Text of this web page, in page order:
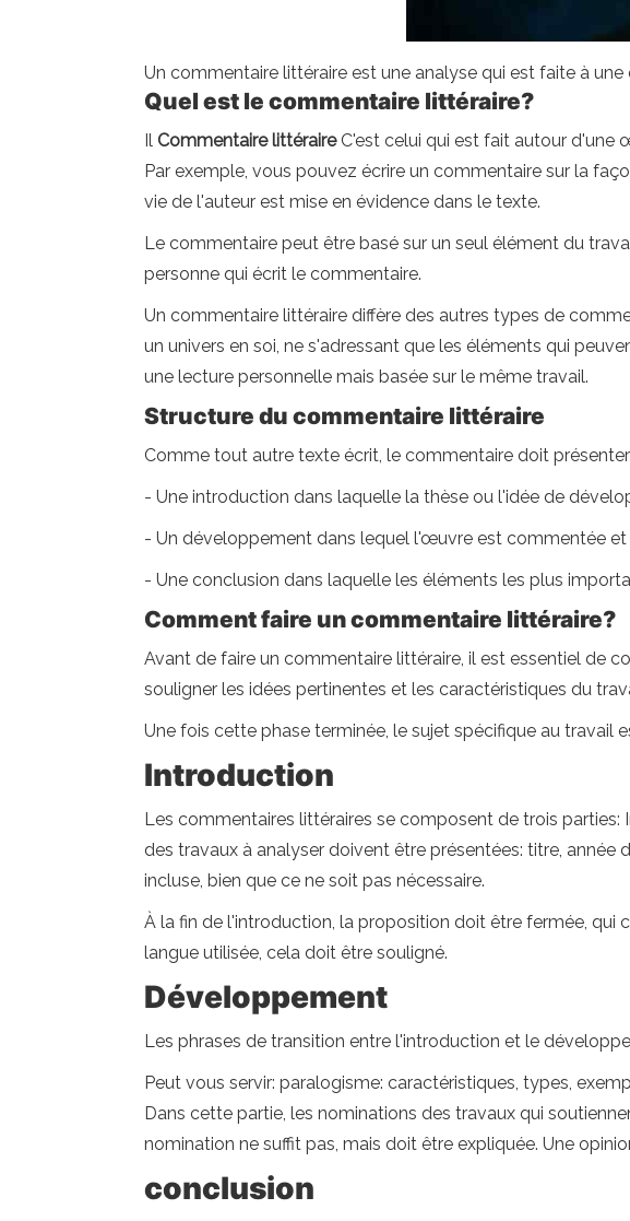
Un commentaire littéraire est une analyse qui est faite à
Quel est le commentaire littéraire?
Il Commentaire littéraire C'est celui qui est fait autour d'une
Par exemple, vous pouvez écrire un commentaire sur la
vie de l'auteur est mise en évidence dans le texte.
Le commentaire peut être basé sur un seul élément du
personne qui écrit le commentaire.
Un commentaire littéraire diffère des autres types de
un univers en soi, ne s'adressant que les éléments qui
une lecture personnelle mais basée sur le même travail.
Structure du commentaire littéraire
Comme tout autre texte écrit, le commentaire doit
- Une introduction dans laquelle la thèse ou l'idée de
- Un développement dans lequel l'œuvre est commentée et
- Une conclusion dans laquelle les éléments les plus
Comment faire un commentaire littéraire?
Avant de faire un commentaire littéraire, il est essentiel de
souligner les idées pertinentes et les caractéristiques du
Une fois cette phase terminée, le sujet spécifique au travail
Introduction
Les commentaires littéraires se composent de trois
des travaux à analyser doivent être présentées: titre,
incluse, bien que ce ne soit pas nécessaire.
À la fin de l'introduction, la proposition doit être fermée, qui
langue utilisée, cela doit être souligné.
Développement
Les phrases de transition entre l'introduction et le
Peut vous servir: paralogisme: caractéristiques, types,
Dans cette partie, les nominations des travaux qui
nomination ne suffit pas, mais doit être expliquée. Une
conclusion